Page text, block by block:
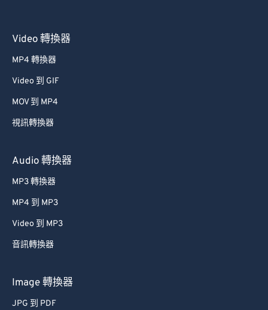
Video 轉換器
MP4 轉換器
Video 到 GIF
MOV 到 MP4
視訊轉換器
Audio 轉換器
MP3 轉換器
MP4 到 MP3
Video 到 MP3
音訊轉換器
Image 轉換器
JPG 到 PDF